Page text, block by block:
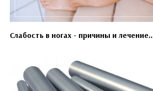
Слабость в ногах - причины и лечение..